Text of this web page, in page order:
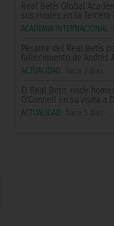
Real Betis Global
sus rivales en la Tercera
ACADEMIA INTERNACIONAL
Pésame del Real Betis
fallecimiento de Andrés
ACTUALIDAD hace 3 días
El Real Betis rinde
O'Connell en su visita a
ACTUALIDAD hace 3 días